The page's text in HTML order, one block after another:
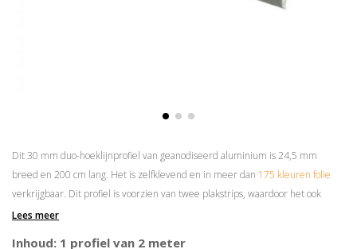
Dit 30 mm duo-hoeklijnprofiel van geanodiseerd aluminium is 24,5 mm
breed en 200 cm lang. Het is zelfklevend en in meer dan 175 kleuren folie
verkrijgbaar. Dit profiel is voorzien van twee plakstrips, waardoor het ook
andersom gemonteerd kan worden.
Superieure plakkracht
Lees meer
Inhoud: 1 profiel van 2 meter